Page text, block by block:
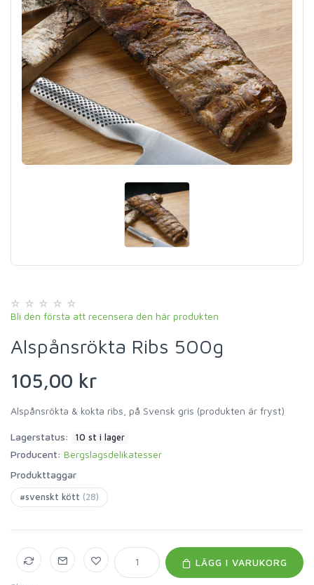
Bli den första att recensera den här produkten
Alspånsrökta Ribs 500g
105,00 kr
Alspånsrökta & kokta ribs, på Svensk gris (produkten är fryst)
Lagerstatus: 10 st i lager
Producent: Bergslagsdelikatesser
Produkttaggar
#svenskt kött (28)
LÄGG I VARUKORG